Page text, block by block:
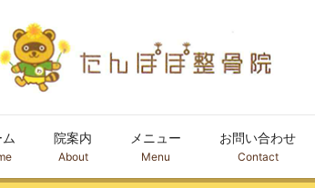
院案内
About
メニュー
Menu
お問い合わせ
Contact